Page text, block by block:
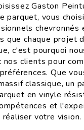
Gaston
parquet, vous
chevronnés
que chaque projet
c'est pourquoi
clients pour
Que
classique, un
en vinyle
et
votre vision.